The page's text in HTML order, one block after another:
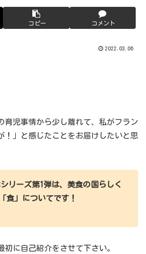
コピー コメント
2022.03.06
育児事情から少し離れて、私がフラン
！」と感じたことをお届けしたいと思
リーズ第1弾は、美食の国らしく
「食」についてです！
初に自己紹介をさせて下さい。